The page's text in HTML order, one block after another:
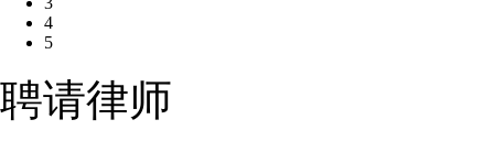
4
5
聘请律师